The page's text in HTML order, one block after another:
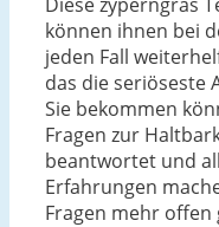
können ihnen bei
jeden Fall
das die seriöseste
Sie bekommen
Fragen zur
beantwortet und
Erfahrungen
Fragen mehr offen